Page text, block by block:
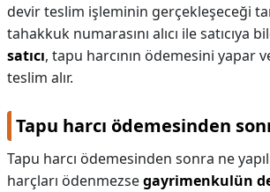
devir teslim işleminin gerçekleşeceği
tahakkuk numarasını alıcı ile satıcıya
satıcı, tapu harcının ödemesini yapar
teslim alır.
Tapu harcı ödemesinden
Tapu harcı ödemesinden sonra ne
harçları ödenmezsegayrimenkulün